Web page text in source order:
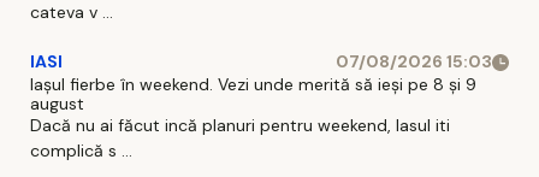
cateva v ...
IASI
07/08/2026 15:03
Iașul fierbe în weekend. Vezi unde merită să ieși pe 8 și 9
august
Dacă nu ai făcut incă planuri pentru weekend, Iasul iti
complică s ...